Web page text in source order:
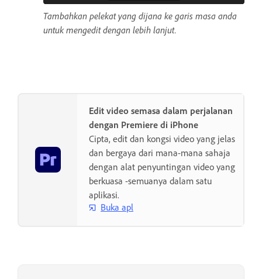
Tambahkan pelekat yang dijana ke garis masa anda
untuk mengedit dengan lebih lanjut.
Edit video semasa dalam perjalanan
dengan Premiere di iPhone
Cipta, edit dan kongsi video yang jelas
dan bergaya dari mana-mana sahaja
dengan alat penyuntingan video yang
berkuasa -semuanya dalam satu
aplikasi.
Buka apl